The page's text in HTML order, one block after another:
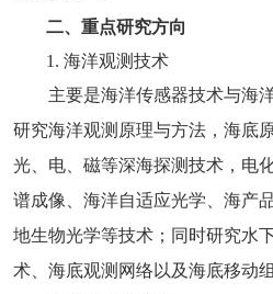
二、重点研究方向
1. 海洋观测技术
主要是海洋传感器技术与海
研究海洋观测原理与方法，海底
光、电、磁等深海探测技术，电
谱成像、海洋自适应光学、海产
地生物光学等技术；同时研究水
术、海底观测网络以及海底移动